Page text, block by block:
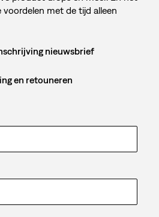
voordelen met de tijd alleen
nieuwsbrief
en retouneren